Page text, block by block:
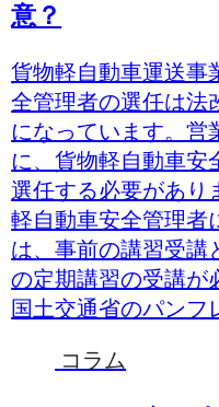
意？
貨物軽自動車運送事
全管理者の選任は法
になっています。営
に、貨物軽自動車安
選任する必要があり
軽自動車安全管理者
は、事前の講習受講
の定期講習の受講が
国土交通省のパンフ
コラム